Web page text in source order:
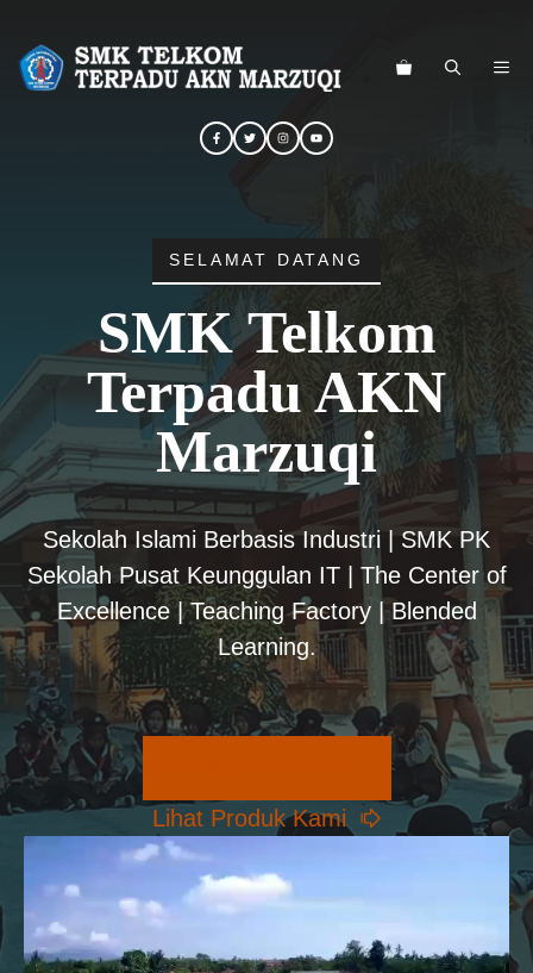
SELAMAT DATANG
SMK Telkom
Terpadu AKN
Marzuqi
Sekolah Islami Berbasis Industri | SMK PK
Sekolah Pusat Keunggulan IT | The Center of
Excellence | Teaching Factory | Blended
Learning.
Lihat Produk Kami